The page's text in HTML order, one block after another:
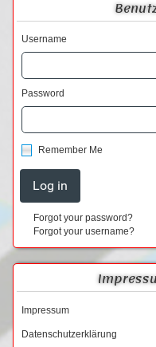
Username
Password
Remember Me
Forgot your password?
Forgot your username?
Impressum
Datenschutzerklärung